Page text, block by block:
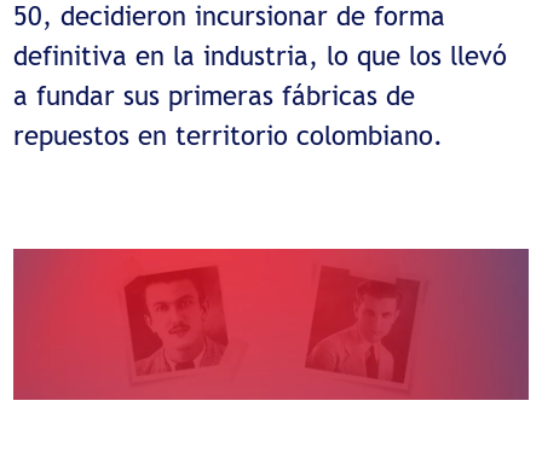
50, decidieron incursionar de forma
definitiva en la industria, lo que los llevó
a fundar sus primeras fábricas de
repuestos en territorio colombiano.